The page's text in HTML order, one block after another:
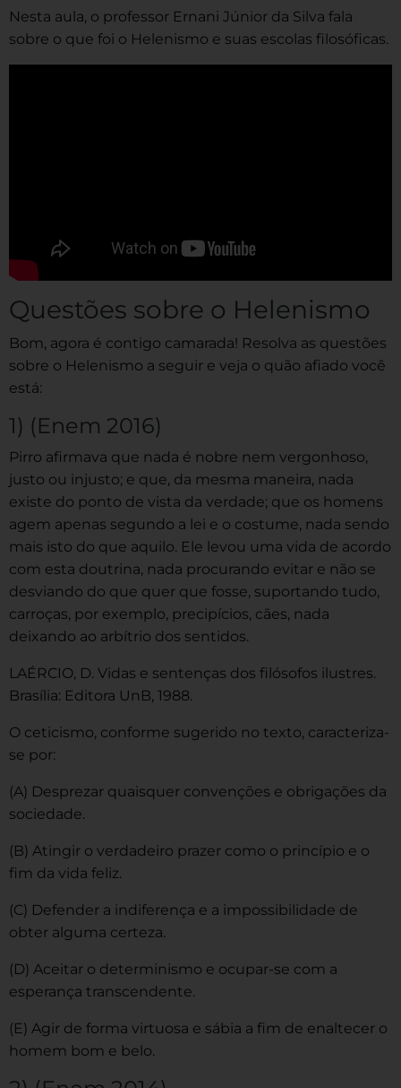
Nesta aula, o professor Ernani Júnior da Silva fala
sobre o que foi o Helenismo e suas escolas filosóficas.
Questões sobre o Helenismo
Bom, agora é contigo camarada! Resolva as questões
sobre o Helenismo a seguir e veja o quão afiado você
está:
1) (Enem 2016)
Pirro afirmava que nada é nobre nem vergonhoso,
justo ou injusto; e que, da mesma maneira, nada
existe do ponto de vista da verdade; que os homens
agem apenas segundo a lei e o costume, nada sendo
mais isto do que aquilo. Ele levou uma vida de acordo
com esta doutrina, nada procurando evitar e não se
desviando do que quer que fosse, suportando tudo,
carroças, por exemplo, precipícios, cães, nada
deixando ao arbítrio dos sentidos.
LAÉRCIO, D. Vidas e sentenças dos filósofos ilustres.
Brasília: Editora UnB, 1988.
O ceticismo, conforme sugerido no texto, caracteriza-
se por:
(A) Desprezar quaisquer convenções e obrigações da
sociedade.
(B) Atingir o verdadeiro prazer como o princípio e o
fim da vida feliz.
(C) Defender a indiferença e a impossibilidade de
obter alguma certeza.
(D) Aceitar o determinismo e ocupar-se com a
esperança transcendente.
(E) Agir de forma virtuosa e sábia a fim de enaltecer o
homem bom e belo.